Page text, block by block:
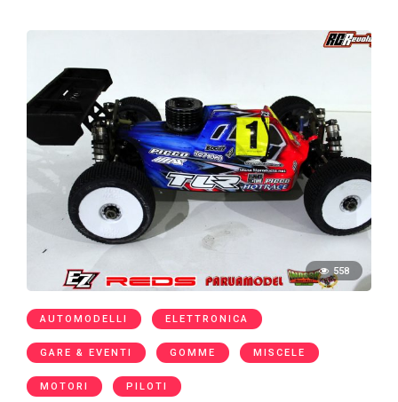
558
AUTOMODELLI ELETTRONICA
GARE & EVENTI GOMME MISCELE
MOTORI PILOTI